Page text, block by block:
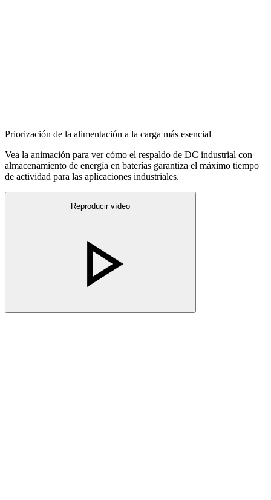
Priorización de la alimentación a la carga más esencial
Vea la animación para ver cómo el respaldo de DC industrial con
almacenamiento de energía en baterías garantiza el máximo tiempo
de actividad para las aplicaciones industriales.
Reproducir vídeo